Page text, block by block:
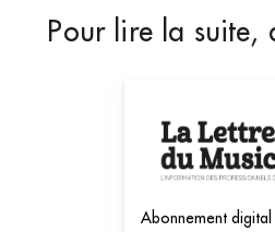
Pour lire la suite,
Abonnement